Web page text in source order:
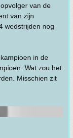
van de
van zijn
wedstrijden nog
in de
Wat zou het
Misschien zit